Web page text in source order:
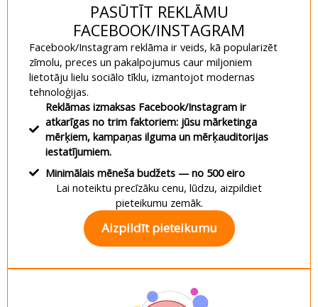
PASŪTĪT REKLĀMU
FACEBOOK/INSTAGRAM
Facebook/Instagram reklāma ir veids, kā popularizēt
zīmolu, preces un pakalpojumus caur miljoniem
lietotāju lielu sociālo tīklu, izmantojot modernas
tehnoloģijas.
Reklāmas izmaksas Facebook/Instagram ir
atkarīgas no trim faktoriem: jūsu mārketinga
mērķiem, kampaņas ilguma un mērķauditorijas
iestatījumiem.
Minimālais mēneša budžets — no 500 eiro
Lai noteiktu precīzāku cenu, lūdzu, aizpildiet
pieteikumu zemāk.
Aizpildīt pieteikumu